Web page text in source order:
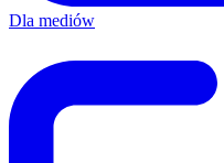
Dla mediów